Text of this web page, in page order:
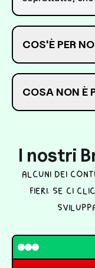
COS'È PER
COSA NON È
I nostri
Alcuni dei
fieri. Se ci